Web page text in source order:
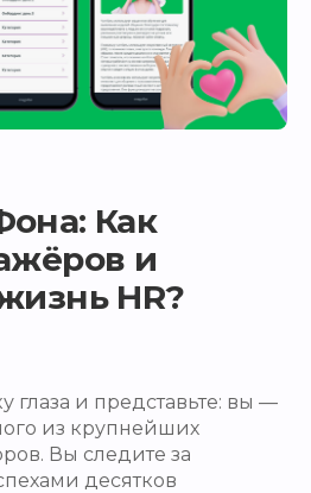
Как
и
HR?
глаза и представьте: вы —
из крупнейших
Вы следите за
десятков